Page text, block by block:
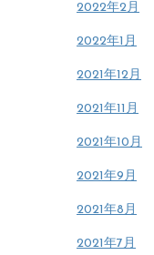
2022年2月
2022年1月
2021年12月
2021年11月
2021年10月
2021年9月
2021年8月
2021年7月